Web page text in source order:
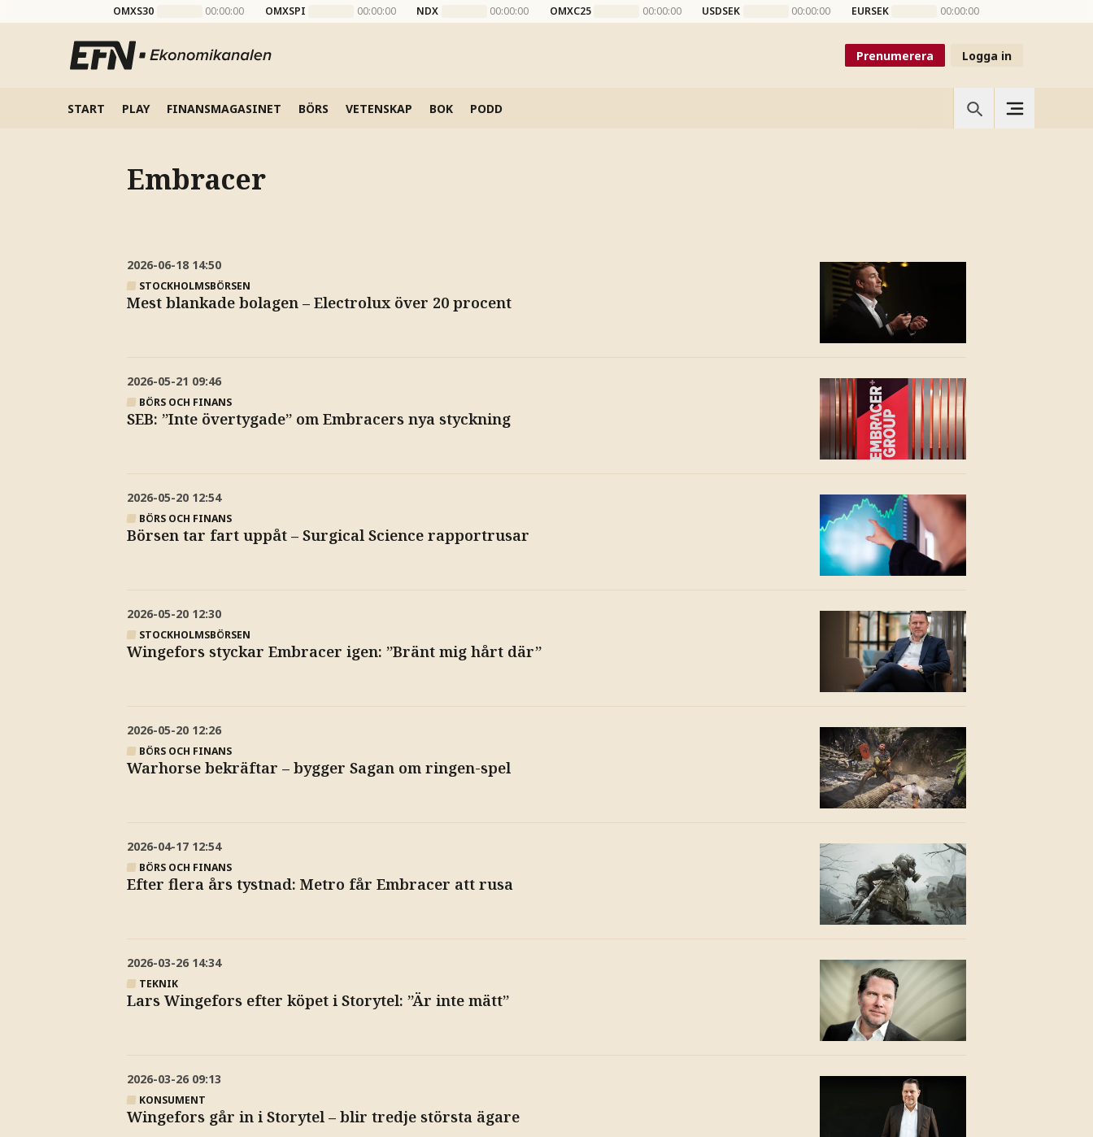
OMXS30 00:00:00 OMXSPI 00:00:00 NDX 00:00:00 OMXC25 00:00:00 USDSEK 00:00:00 EURSEK 00:00:00
Prenumerera Logga in
START PLAY FINANSMAGASINET BÖRS VETENSKAP BOK PODD
Embracer
2026-06-18 14:50
STOCKHOLMSBÖRSEN
Mest blankade bolagen – Electrolux över 20 procent
2026-05-21 09:46
BÖRS OCH FINANS
SEB: ”Inte övertygade” om Embracers nya styckning
2026-05-20 12:54
BÖRS OCH FINANS
Börsen tar fart uppåt – Surgical Science rapportrusar
2026-05-20 12:30
STOCKHOLMSBÖRSEN
Wingefors styckar Embracer igen: ”Bränt mig hårt där”
2026-05-20 12:26
BÖRS OCH FINANS
Warhorse bekräftar – bygger Sagan om ringen-spel
2026-04-17 12:54
BÖRS OCH FINANS
Efter flera års tystnad: Metro får Embracer att rusa
2026-03-26 14:34
TEKNIK
Lars Wingefors efter köpet i Storytel: ”Är inte mätt”
2026-03-26 09:13
KONSUMENT
Wingefors går in i Storytel – blir tredje största ägare